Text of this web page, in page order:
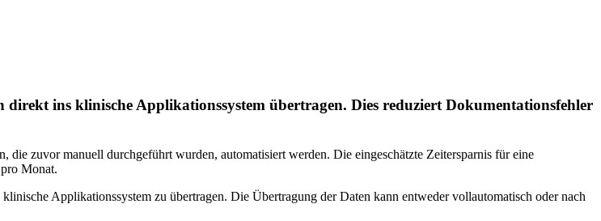
ins klinische Applikationssystem übertragen. Dies reduziert Dokumentationsfehler
zuvor manuell durchgeführt wurden, automatisiert werden. Die eingeschätzte Zeitersparnis für eine
Monat.
Applikationssystem zu übertragen. Die Übertragung der Daten kann entweder vollautomatisch oder nach